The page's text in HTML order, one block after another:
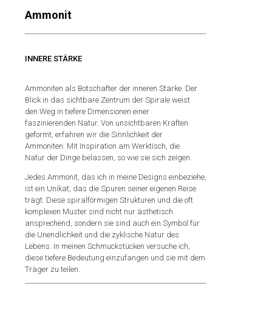
Ammonit
INNERE STÄRKE
Ammoniten als Botschafter der inneren Stärke. Der
Blick in das sichtbare Zentrum der Spirale weist
den Weg in tiefere Dimensionen einer
faszinierenden Natur. Von unsichtbaren Kräften
geformt, erfahren wir die Sinnlichkeit der
Ammoniten. Mit Inspiration am Werktisch, die
Natur der Dinge belassen, so wie sie sich zeigen.
Jedes Ammonit, das ich in meine Designs einbeziehe,
ist ein Unikat, das die Spuren seiner eigenen Reise
trägt. Diese spiralförmigen Strukturen und die oft
komplexen Muster sind nicht nur ästhetisch
ansprechend, sondern sie sind auch ein Symbol für
die Unendlichkeit und die zyklische Natur des
Lebens. In meinen Schmuckstücken versuche ich,
diese tiefere Bedeutung einzufangen und sie mit dem
Träger zu teilen.